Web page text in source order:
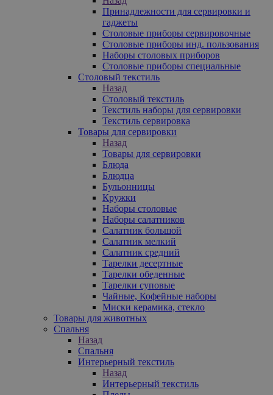
Принадлежности для сервировки и
гаджеты
Столовые приборы сервировочные
Столовые приборы инд. пользования
Наборы столовых приборов
Столовые приборы специальные
Столовый текстиль
Назад
Столовый текстиль
Текстиль наборы для сервировки
Текстиль сервировка
Товары для сервировки
Назад
Товары для сервировки
Блюда
Блюдца
Бульонницы
Кружки
Наборы столовые
Наборы салатников
Салатник большой
Салатник мелкий
Салатник средний
Тарелки десертные
Тарелки обеденные
Тарелки суповые
Чайные, Кофейные наборы
Миски керамика, стекло
Товары для животных
Спальня
Назад
Спальня
Интерьерный текстиль
Назад
Интерьерный текстиль